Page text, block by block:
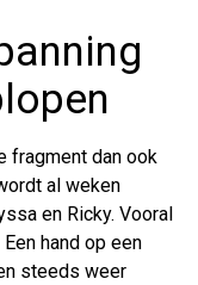
fragment dan ook
al weken
en Ricky. Vooral
hand op een
steeds weer